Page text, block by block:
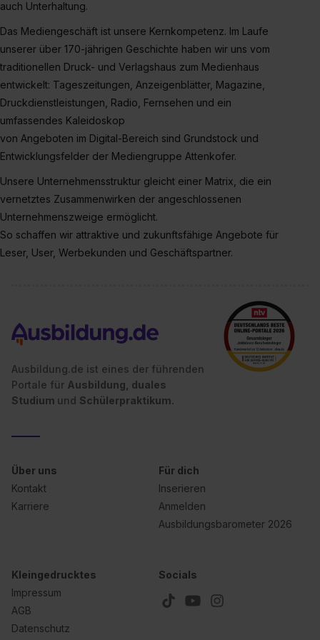
Eine Erlaubnis hierfür kannst du auch später noch im
bestimmte Verwendungszwecke zulassen, triff deine
Auswahl über die Checkboxen und klick auf „Auswahl
erlauben“. Die Einwilligung zur Platzierung von Cookies
der Kategorien „Präferenzen“, „Statistiken“ und „Social
Media und Marketing“ umfasst hierbei die Einwilligung
zur Übermittlung deiner Daten in die USA (Art. 49 Abs. 1
S. 1 lit. a) DS-GVO). Die USA verfügen über kein
angemessenes Datenschutzniveau (EuGH – Schrems
II). Du kannst die von dir erteilte Einwilligung jederzeit mit
Datenschutzerklärung unter dem Punkt „Datenschutz-
Einstellungen“ widerrufen. Weitere Informationen zu den
einzelnen Cookies findest du durch Klick auf „Details
zeigen“. Weitere Informationen: Datenschutzerklärung
auch Unterhaltung.
Das Mediengeschäft ist unsere Kernkompetenz. Im Laufe
unserer über 170-jährigen Geschichte haben wir uns vom
traditionellen Druck- und Verlagshaus zum Medienhaus
entwickelt: Tageszeitungen, Anzeigenblätter, Magazine,
Druckdienstleistungen, Radio, Fernsehen und ein
umfassendes Kaleidoskop
von Angeboten im Digital-Bereich sind Grundstock und
Entwicklungsfelder der Mediengruppe Attenkofer.
Unsere Unternehmensstruktur gleicht einer Matrix, die ein
vernetztes Zusammenwirken der angeschlossenen
Unternehmenszweige ermöglicht.
So schaffen wir attraktive und zukunftsfähige Angebote für
Leser, User, Werbekunden und Geschäftspartner.
Ausbildung.de ist eines der führenden
Portale für Ausbildung, duales
Studium und Schülerpraktikum.
Über uns
Kontakt
Karriere
Für dich
Inserieren
Anmelden
Ausbildungsbarometer 2026
Kleingedrucktes
Impressum
AGB
Datenschutz
Socials